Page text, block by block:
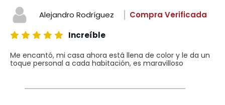
Alejandro Rodríguez
Compra Verificada
Increíble
Me encantó, mi casa ahora está llena de color y le da un
toque personal a cada habitación, es maravilloso